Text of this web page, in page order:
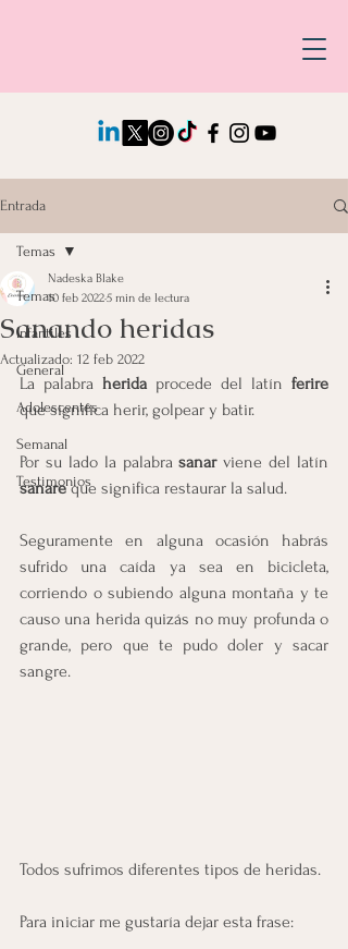
Entrada
Temas
Infantiles
General
Adolescentes
Semanal
Testimonios
Temas
Sanando heridas
Nadeska Blake
10 feb 20225 min de lectura
Actualizado: 12 feb 2022
La palabra herida procede del latín ferire
que significa herir, golpear y batir.
Por su lado la palabra sanar viene del latín
sanare que significa restaurar la salud.
Seguramente en alguna ocasión habrás
sufrido una caída ya sea en bicicleta,
corriendo o subiendo alguna montaña y te
causo una herida quizás no muy profunda o
grande, pero que te pudo doler y sacar
sangre.
Todos sufrimos diferentes tipos de heridas.
Para iniciar me gustaría dejar esta frase: